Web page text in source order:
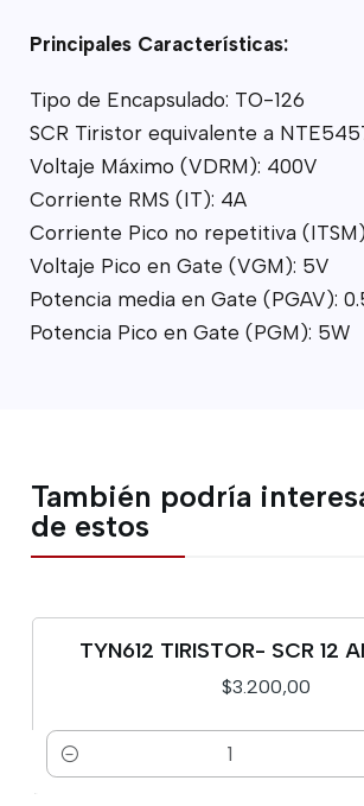
Principales Características:
Tipo de Encapsulado: TO-126
SCR Tiristor equivalente a
Voltaje Máximo (VDRM): 400V
Corriente RMS (IT): 4A
Corriente Pico no repetitiva
Voltaje Pico en Gate (VGM): 5V
Potencia media en Gate (PGAV):
Potencia Pico en Gate (PGM): 5W
También podría
de estos
TYN612 TIRISTOR- SCR 12
$3.200,00
Cantidad